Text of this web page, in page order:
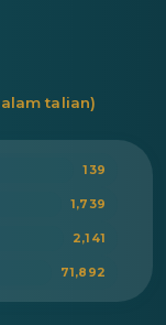
talian)
139
1,739
2,141
71,892